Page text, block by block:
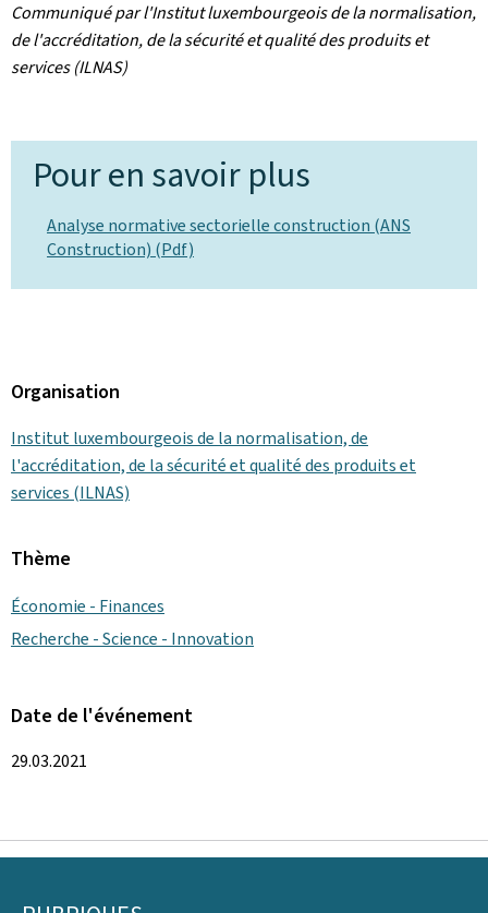
Communiqué par l'Institut luxembourgeois de la normalisation,
de l'accréditation, de la sécurité et qualité des produits et
services (ILNAS)
Pour en savoir plus
Analyse normative sectorielle construction (ANS
Construction) (Pdf)
Organisation
Institut luxembourgeois de la normalisation, de
l'accréditation, de la sécurité et qualité des produits et
services (ILNAS)
Thème
Économie - Finances
Recherche - Science - Innovation
Date de l'événement
29.03.2021